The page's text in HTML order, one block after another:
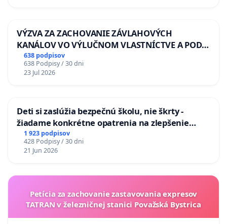
VÝZVA ZA ZACHOVANIE ZÁVLAHOVÝCH
KANÁLOV VO VÝLUČNOM VLASTNÍCTVE A POD
KONTROLOU SLOVENSKEJ REPUBLIKY & žiadosť
na riešenie zanedbaného stavu závlahových a
odvodňovacích kanálov na Slovensku
638 podpisov
638 Podpisy / 30 dni
23 Jul 2026
Deti si zaslúžia bezpečnú školu, nie škrty -
žiadame konkrétne opatrenia na zlepšenie
situácie v školstve
1 923 podpisov
428 Podpisy / 30 dni
21 Jun 2026
Petícia za zachovanie zastavovania expresov
TATRAN v železničnej stanici Považská Bystrica